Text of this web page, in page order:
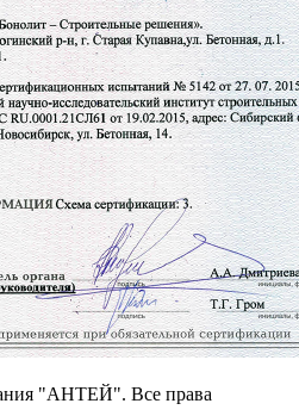
"АНТЕЙ". Все права